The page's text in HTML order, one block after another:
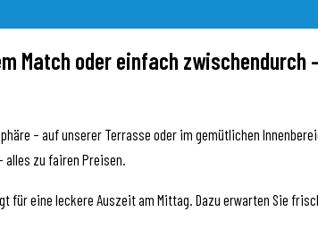
Match oder einfach
– auf unserer Terrasse oder im gemütlichen
alles zu fairen Preisen.
eine leckere Auszeit am Mittag. Dazu erwarten Sie